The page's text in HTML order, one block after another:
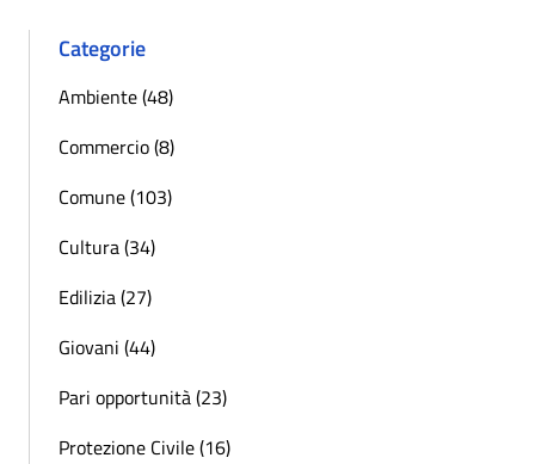
Categorie
Ambiente (48)
Commercio (8)
Comune (103)
Cultura (34)
Edilizia (27)
Giovani (44)
Pari opportunità (23)
Protezione Civile (16)